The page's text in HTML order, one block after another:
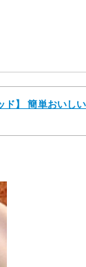
】 簡単おいし